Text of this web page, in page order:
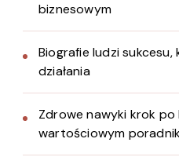
biznesowym
Biografie ludzi
działania
Zdrowe nawyki krok po
wartościowym